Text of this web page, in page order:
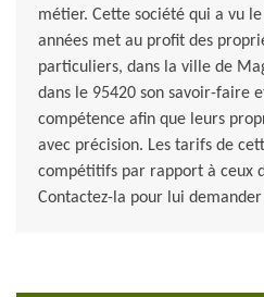
métier. Cette société qui a vu
années met au profit des
particuliers, dans la ville de
dans le 95420 son savoir-faire
compétence afin que leurs
avec précision. Les tarifs de
compétitifs par rapport à ceux
Contactez-la pour lui demander